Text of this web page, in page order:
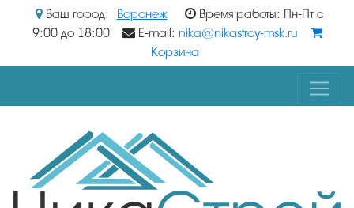
Ваш город: Воронеж
Время работы: Пн-Пт с
9:00 до 18:00
E-mail: nika@nikastroy-msk.ru
Корзина